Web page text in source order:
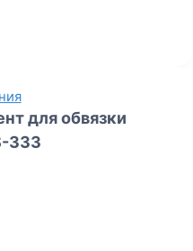
для обвязки
333